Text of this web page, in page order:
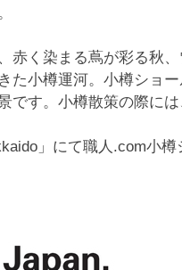
赤く染まる蔦が彩る秋
た小樽運河。小樽ショ
です。小樽散策の際に
」にて職人.com小樽